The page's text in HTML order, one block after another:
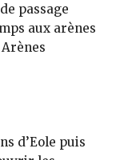
passage
aux arènes
d’Eole puis